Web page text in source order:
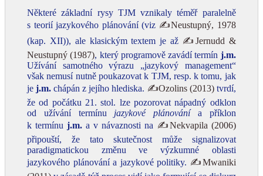
Některé základní rysy TJM vznikaly téměř paralelně
s teorií jazykového plánování (viz ✍Neustupný, 1978
(kap. XII)), ale klasickým textem je až ✍Jernudd &
Neustupný (1987), který programově zavádí termín j.m.
Užívání samotného výrazu „jazykový management“
však nemusí nutně poukazovat k TJM, resp. k tomu, jak
jej.m. chápán z jejího hlediska. ✍Ozolins (2013)tvrdí,
že od počátku 21. stol. lze pozorovat nápadný odklon
od užívání termínu jazykové plánovánía příklon
k termínuj.m. a v návaznosti na ✍Nekvapila (2006)
připouští, že tato skutečnost může signalizovat
paradigmatickou změnu ve výzkumné oblasti
jazykového plánování a jazykové politiky. ✍Mwaniki